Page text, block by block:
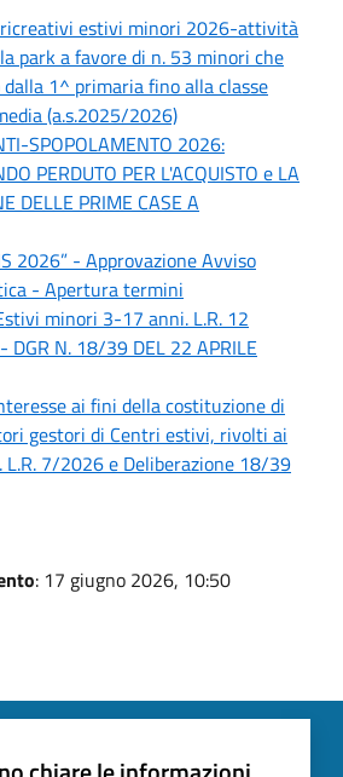
estivi minori 2026-attività
park a favore di n. 53 minori che
1^ primaria fino alla classe
(a.s.2025/2026)
SPOPOLAMENTO 2026:
PERDUTO PER L'ACQUISTO e LA
DELLE PRIME CASE A
2026” - Approvazione Avviso
- Apertura termini
minori 3-17 anni. L.R. 12
DGR N. 18/39 DEL 22 APRILE
ai fini della costituzione di
gestori di Centri estivi, rivolti ai
7/2026 e Deliberazione 18/39
: 17 giugno 2026, 10:50